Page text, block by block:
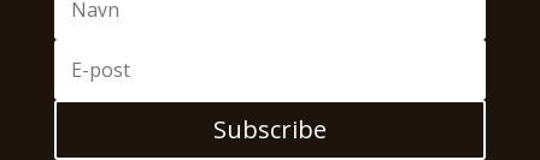
Subscribe